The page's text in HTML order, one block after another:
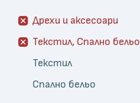
Дрехи и аксесоари
Текстил, Спално бельо
Текстил
Спално бельо